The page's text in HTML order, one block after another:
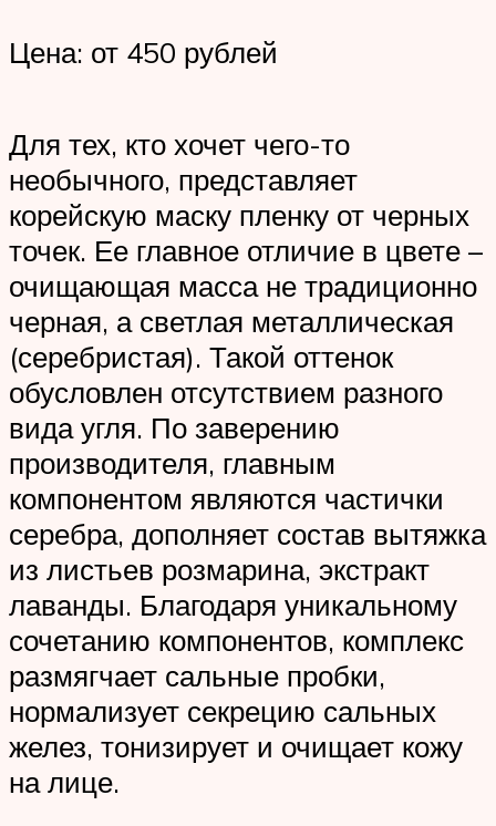
Цена: от 450 рублей
Для тех, кто хочет чего-то
необычного, представляет
корейскую маску пленку от черных
точек. Ее главное отличие в цвете –
очищающая масса не традиционно
черная, а светлая металлическая
(серебристая). Такой оттенок
обусловлен отсутствием разного
вида угля. По заверению
производителя, главным
компонентом являются частички
серебра, дополняет состав вытяжка
из листьев розмарина, экстракт
лаванды. Благодаря уникальному
сочетанию компонентов, комплекс
размягчает сальные пробки,
нормализует секрецию сальных
желез, тонизирует и очищает кожу
на лице.